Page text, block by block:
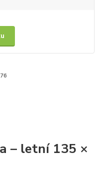
– letní 135 ×